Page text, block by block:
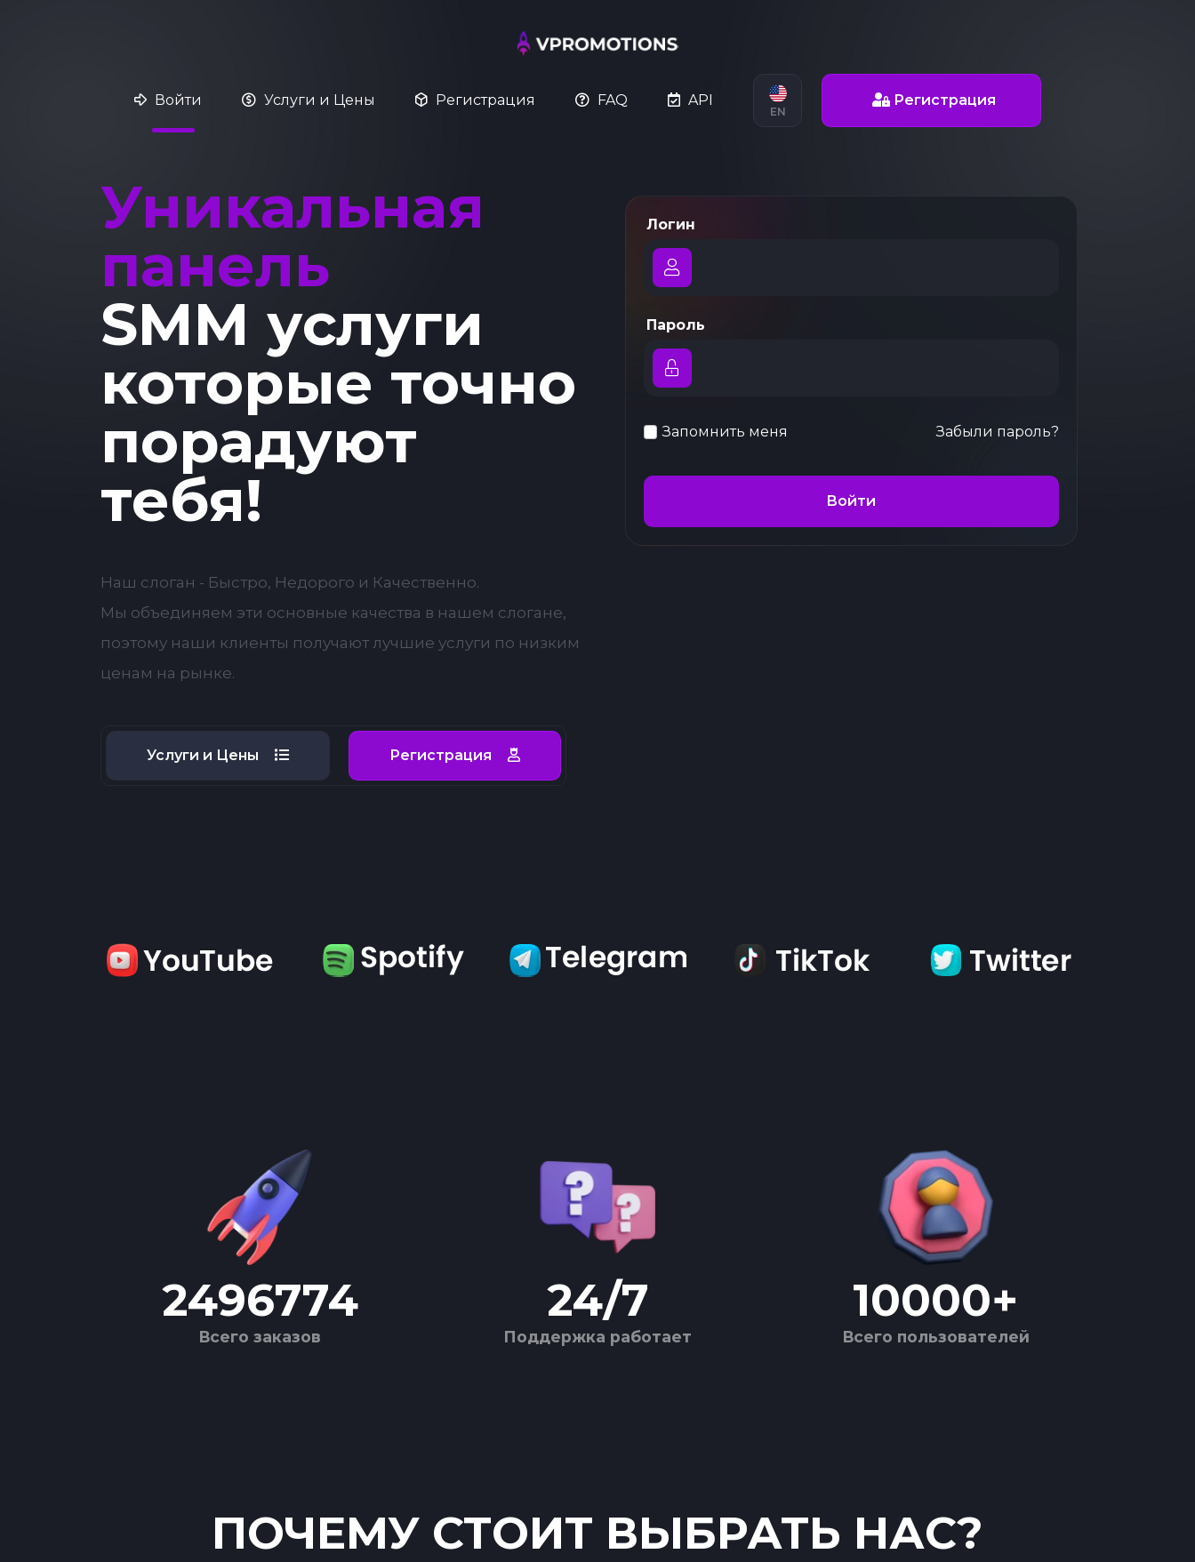
Войти Услуги и Цены Регистрация FAQ API
EN
Регистрация
Уникальная
панель
SMM услуги
которые точно
порадуют
тебя!
Наш слоган - Быстро, Недорого и Качественно.
Мы объединяем эти основные качества в нашем слогане,
поэтому наши клиенты получают лучшие услуги по низким
ценам на рынке.
Услуги и Цены Регистрация
Логин
Пароль
Запомнить меня Забыли пароль?
Войти
2496774
Всего заказов
24/7
Поддержка работает
10000+
Всего пользователей
ПОЧЕМУ СТОИТ ВЫБРАТЬ НАС?